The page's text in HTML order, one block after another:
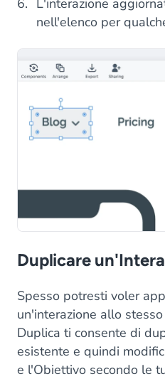
L'interazione
nell'elenco per
Duplicare
Spesso potresti voler
un'interazione allo
Duplica ti consente di
esistente e quindi
e l'Obiettivo secondo le